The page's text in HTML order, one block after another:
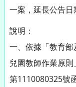
一案，延長公告日
說明：
一、依據「教育
兒園教師作業原
第1110080325號